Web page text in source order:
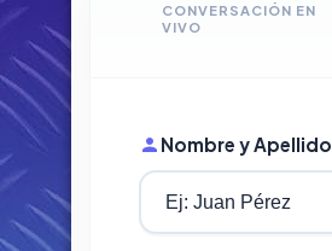
CONVERSACIÓN EN
VIVO
Nombre y Apellido